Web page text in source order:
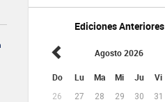
Ediciones Anteriores
Agosto 2026
Do Lu Ma Mi Ju Vi
26 27 28 29 30 31